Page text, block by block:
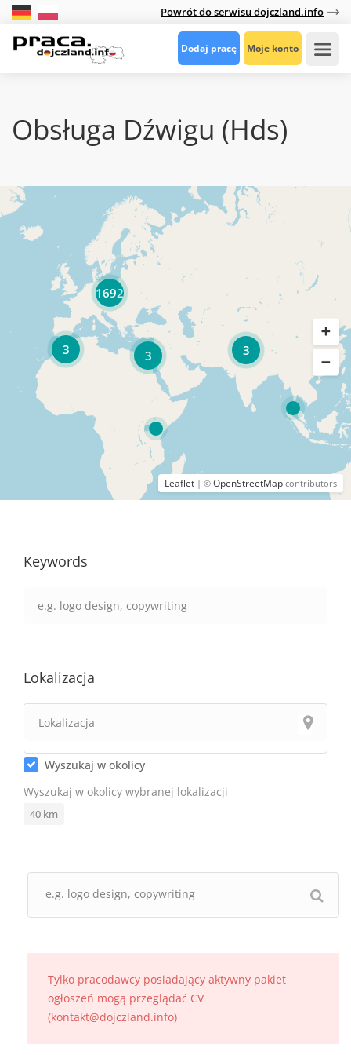
Powrót do serwisu dojczland.info
Dodaj pracę Moje konto
Obsługa Dźwigu (hds)
3
3
3
1692
Leaflet | © OpenStreetMap contributors
Keywords
Lokalizacja
Wyszukaj w okolicy
Wyszukaj w okolicy wybranej lokalizacji
40 km
Tylko pracodawcy posiadający aktywny pakiet
ogłoszeń mogą przeglądać CV
(kontakt@dojczland.info)